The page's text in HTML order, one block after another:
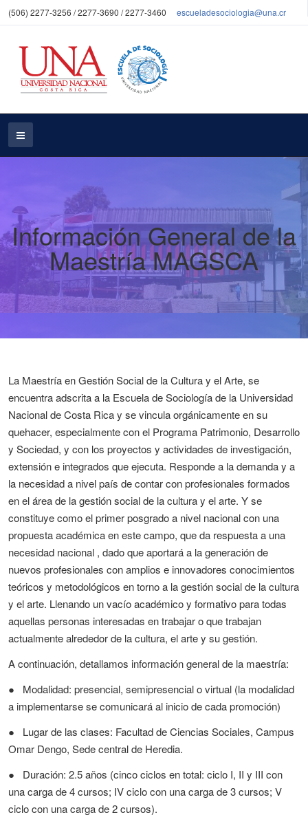
(506) 2277-3256 / 2277-3690 / 2277-3460 escueladesociologia@una.cr
Información General de la
Maestría MAGSCA
La Maestría en Gestión Social de la Cultura y el Arte, se
encuentra adscrita a la Escuela de Sociología de la Universidad
Nacional de Costa Rica y se vincula orgánicamente en su
quehacer, especialmente con el Programa Patrimonio, Desarrollo
y Sociedad, y con los proyectos y actividades de investigación,
extensión e integrados que ejecuta. Responde a la demanda y a
la necesidad a nivel país de contar con profesionales formados
en el área de la gestión social de la cultura y el arte. Y se
constituye como el primer posgrado a nivel nacional con una
propuesta académica en este campo, que da respuesta a una
necesidad nacional , dado que aportará a la generación de
nuevos profesionales con amplios e innovadores conocimientos
teóricos y metodológicos en torno a la gestión social de la cultura
y el arte. Llenando un vacío académico y formativo para todas
aquellas personas interesadas en trabajar o que trabajan
actualmente alrededor de la cultura, el arte y su gestión.
A continuación, detallamos información general de la maestría:
●
Modalidad: presencial, semipresencial o virtual (la modalidad
a implementarse se comunicará al inicio de cada promoción)
●
Lugar de las clases: Facultad de Ciencias Sociales, Campus
Omar Dengo, Sede central de Heredia.
●
Duración: 2.5 años (cinco ciclos en total: ciclo I, II y III con
una carga de 4 cursos; IV ciclo con una carga de 3 cursos; V
ciclo con una carga de 2 cursos).